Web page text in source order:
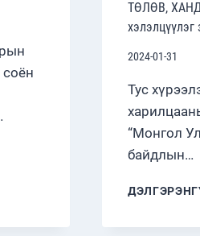
соён
ТӨЛӨВ,
хэлэлцүүлэг
2024-01-31
Тус
“Монгол
байдлын…